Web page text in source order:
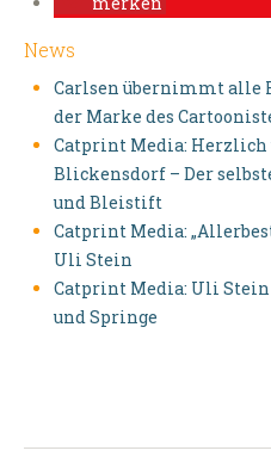
News
Carlsen übernimmt alle
der Marke des
Catprint Media:
Blickensdorf – Der
und Bleistift
Catprint Media:
Uli Stein
Catprint Media: Uli
und Springe